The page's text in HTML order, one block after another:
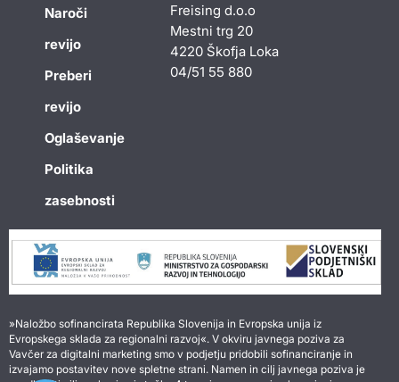
Naroči
revijo
Preberi
revijo
Oglaševanje
Politika
zasebnosti
Freising d.o.o
Mestni trg 20
4220 Škofja Loka
04/51 55 880
»Naložbo sofinancirata Republika Slovenija in Evropska unija iz
Evropskega sklada za regionalni razvoj«. V okviru javnega poziva za
Vavčer za digitalni marketing smo v podjetju pridobili sofinanciranje in
izvajamo postavitev nove spletne strani. Namen in cilj javnega poziva je